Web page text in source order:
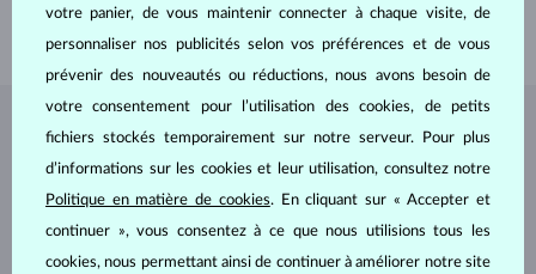
BIJOUX DEL'ATELIER KLENOTA
votre panier, de vous maintenir connecter à chaque visite, de
personnaliser nos publicités selon vos préférences et de vous
prévenir des nouveautés ou réductions, nous avons besoin de
votre consentement pour l’utilisation des cookies, de petits
fichiers stockés temporairement sur notre serveur. Pour plus
d’informations sur les cookies et leur utilisation, consultez notre
Politique en matière de cookies. En cliquant sur « Accepter et
continuer », vous consentez à ce que nous utilisions tous les
cookies, nous permettant ainsi de continuer à améliorer notre site